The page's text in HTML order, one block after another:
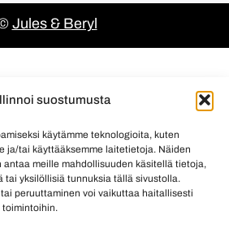
suostumusta
käytämme teknologioita, kuten
ja/tai käyttääksemme laitetietoja. Näiden
antaa meille mahdollisuuden käsitellä tietoja,
tai yksilöllisiä tunnuksia tällä sivustolla.
peruuttaminen voi vaikuttaa haitallisesti
Jules & Beryl